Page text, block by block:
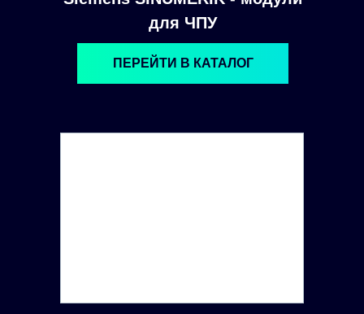
для ЧПУ
ПЕРЕЙТИ В КАТАЛОГ